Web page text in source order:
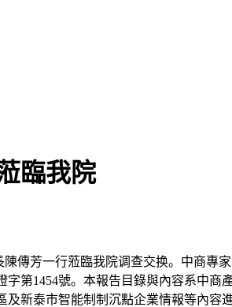
臨我院
芳一行蒞臨我院调查交换。中商專
第1454號。本報告目錄與內容系中
新泰市智能制制沉點企業情報等內容